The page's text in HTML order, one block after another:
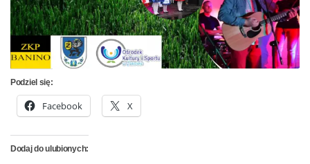
Podziel się:
Facebook X
Dodaj do ulubionych: